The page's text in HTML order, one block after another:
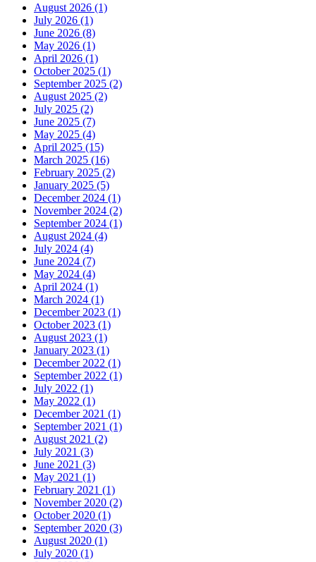
August 2026 (1)
July 2026 (1)
June 2026 (8)
May 2026 (1)
April 2026 (1)
October 2025 (1)
September 2025 (2)
August 2025 (2)
July 2025 (2)
June 2025 (7)
May 2025 (4)
April 2025 (15)
March 2025 (16)
February 2025 (2)
January 2025 (5)
December 2024 (1)
November 2024 (2)
September 2024 (1)
August 2024 (4)
July 2024 (4)
June 2024 (7)
May 2024 (4)
April 2024 (1)
March 2024 (1)
December 2023 (1)
October 2023 (1)
August 2023 (1)
January 2023 (1)
December 2022 (1)
September 2022 (1)
July 2022 (1)
May 2022 (1)
December 2021 (1)
September 2021 (1)
August 2021 (2)
July 2021 (3)
June 2021 (3)
May 2021 (1)
February 2021 (1)
November 2020 (2)
October 2020 (1)
September 2020 (3)
August 2020 (1)
July 2020 (1)